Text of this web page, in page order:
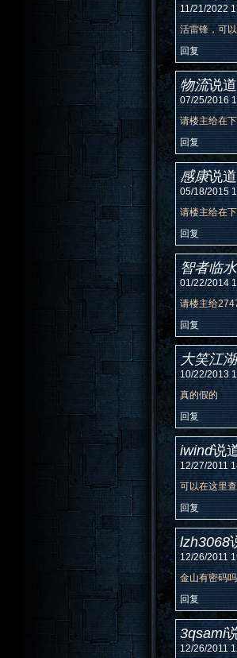
11/21/2022
活雷锋，可
回复
物流说
07/25/2016
请楼主给在
回复
感康说
05/18/2015
请楼主给在
回复
智者临水
01/22/2014
请楼主给
回复
大笑江湖
10/22/2013
真的假的
回复
iwind说
12/27/2011
可以在这里
回复
lzh3068
12/26/2011
金山有密码吗
回复
3qsami
12/26/2011